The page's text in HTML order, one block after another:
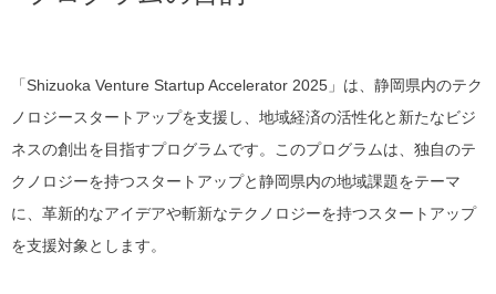
「Shizuoka Venture Startup Accelerator 2025」は、静岡県内のテク
ノロジースタートアップを支援し、地域経済の活性化と新たなビジ
ネスの創出を目指すプログラムです。このプログラムは、独自のテ
クノロジーを持つスタートアップと静岡県内の地域課題をテーマ
に、革新的なアイデアや斬新なテクノロジーを持つスタートアップ
を支援対象とします。